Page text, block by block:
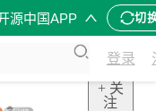
源中国APP 切
登录
+ 关
注